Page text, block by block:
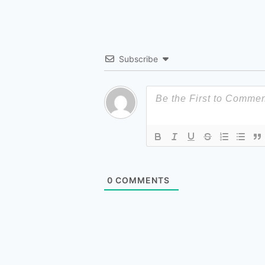
Subscribe
0 COMMENTS